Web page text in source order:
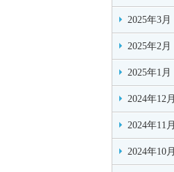
2025年3月
2025年2月
2025年1月
2024年12月
2024年11月
2024年10月